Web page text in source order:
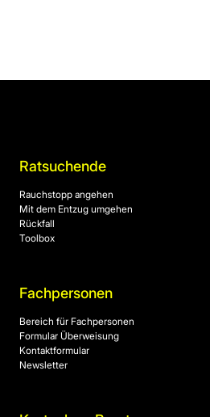
Ratsuchende
Rauchstopp angehen
Mit dem Entzug umgehen
Rückfall
Toolbox
Fachpersonen
Bereich für Fachpersonen
Formular Überweisung
Kontaktformular
Newsletter